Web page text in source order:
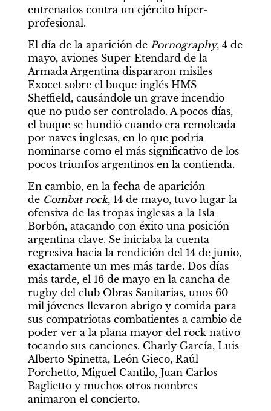
entrenados contra un ejército híper-
profesional.
El día de la aparición de Pornography, 4 de
mayo, aviones Super-Etendard de la
Armada Argentina dispararon misiles
Exocet sobre el buque inglés HMS
Sheffield, causándole un grave incendio
que no pudo ser controlado. A pocos días,
el buque se hundió cuando era remolcada
por naves inglesas, en lo que podría
nominarse como el más significativo de los
pocos triunfos argentinos en la contienda.
En cambio, en la fecha de aparición
de Combat rock, 14 de mayo, tuvo lugar la
ofensiva de las tropas inglesas a la Isla
Borbón, atacando con éxito una posición
argentina clave. Se iniciaba la cuenta
regresiva hacia la rendición del 14 de junio,
exactamente un mes más tarde. Dos días
más tarde, el 16 de mayo en la cancha de
rugby del club Obras Sanitarias, unos 60
mil jóvenes llevaron abrigo y comida para
sus compatriotas combatientes a cambio de
poder ver a la plana mayor del rock nativo
tocando sus canciones. Charly García, Luis
Alberto Spinetta, León Gieco, Raúl
Porchetto, Miguel Cantilo, Juan Carlos
Baglietto y muchos otros nombres
animaron el concierto.